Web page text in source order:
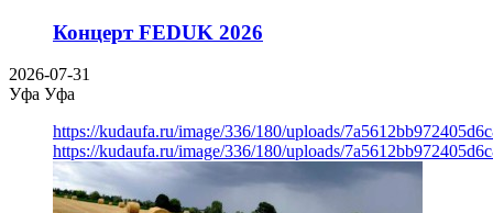
Концерт FEDUK 2026
2026-07-31
Уфа Уфа
https://kudaufa.ru/image/336/180/uploads/
https://kudaufa.ru/image/336/180/uploads/